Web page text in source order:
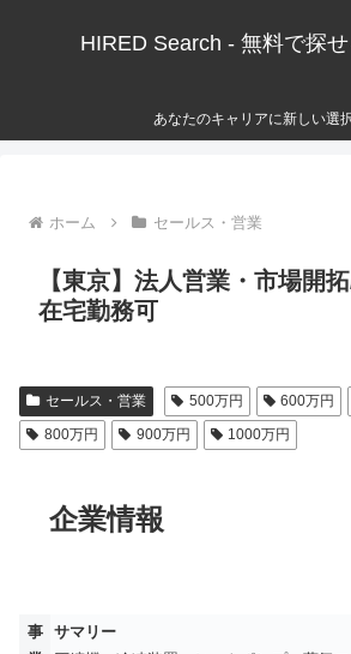
HIRED Search - 無料で探
あなたのキャリアに新しい選
ホーム セールス・営業
【東京】法人営業・市場開
在宅勤務可
セールス・営業 500万円 600万円
800万円
900万円 1000万円
企業情報
事
サマリー